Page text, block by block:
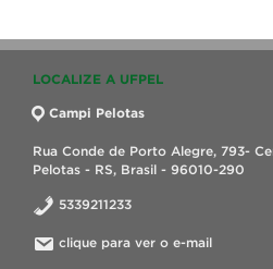
LOCALIZE A UFPEL
Campi Pelotas
Rua Conde de Porto Alegre, 793-
Pelotas - RS, Brasil - 96010-290
5339211233
clique para ver o e-mail